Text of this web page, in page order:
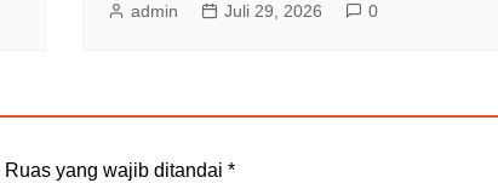
admin Juli 29, 2026 0
Ruas yang wajib ditandai *